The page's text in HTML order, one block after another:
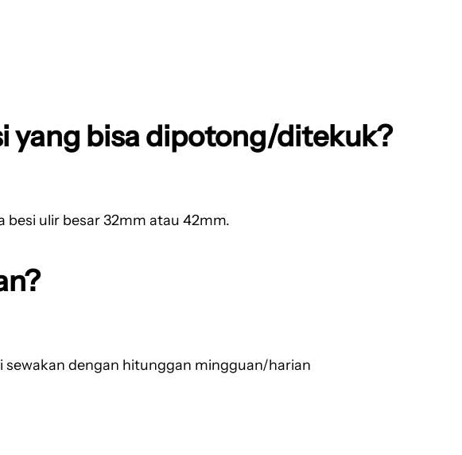
yang bisa dipotong/ditekuk?
besi ulir besar 32mm atau 42mm.
sewakan dengan hitunggan mingguan/harian